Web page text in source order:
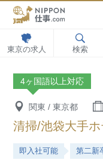
東京の求人 検索
4ヶ国語以上対応
関東 / 東京都
清掃/池袋大手
即入社可能 第二新